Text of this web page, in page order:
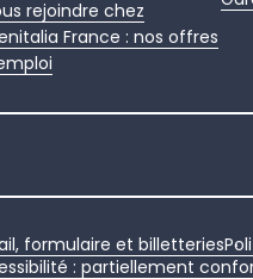
rejoindre chez
France : nos offres
formulaire et billetteries
: partiellement